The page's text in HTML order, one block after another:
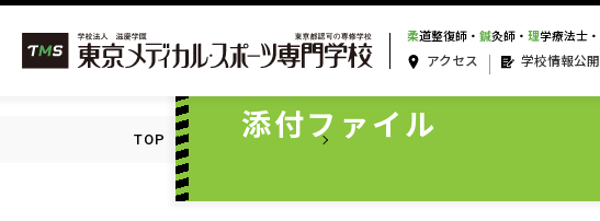
柔道整復師・ 鍼灸師・ 理学療法士・
アクセス 学校情報公開
添付ファイル
TOP 添付ファイル一覧 5_30_理学